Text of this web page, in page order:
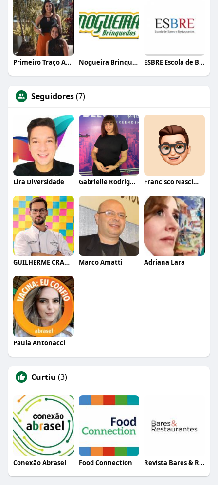
Primeiro Traço Arquitetura Nogueira Brinquedos ESBRE Escola de Bares e Restaurantes
Seguidores(7)
Lira Diversidade Gabrielle Rodrigues Francisco Nascimento
GUILHERME CRAMER BALLE Marco Amatti Adriana Lara
Paula Antonacci
Curtiu (3)
Conexão Abrasel Food Connection Revista Bares & Restaurantes